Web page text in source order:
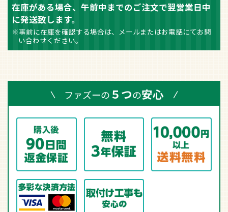
在庫がある場合、午前中までのご注文で翌営業日中
に発送致します。
※事前に在庫を確認する場合は、メールまたはお電話にてお問
い合わせください。
ファズーの５つの安心